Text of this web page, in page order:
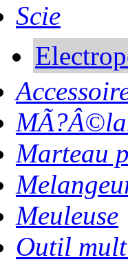
Scie
Marteau
Meuleuse
Outil